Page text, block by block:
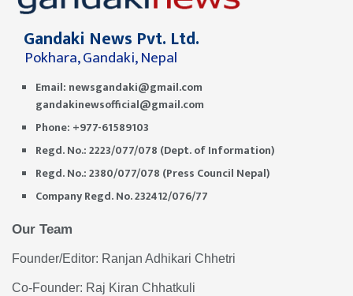
Gandaki News Pvt. Ltd.
Pokhara, Gandaki, Nepal
Email: newsgandaki@gmail.com
gandakinewsofficial@gmail.com
Phone: +977-61589103
Regd. No.: 2223/077/078 (Dept. of Information)
Regd. No.: 2380/077/078 (Press Council Nepal)
Company Regd. No. 232412/076/77
Our Team
Founder/Editor: Ranjan Adhikari Chhetri
Co-Founder: Raj Kiran Chhatkuli